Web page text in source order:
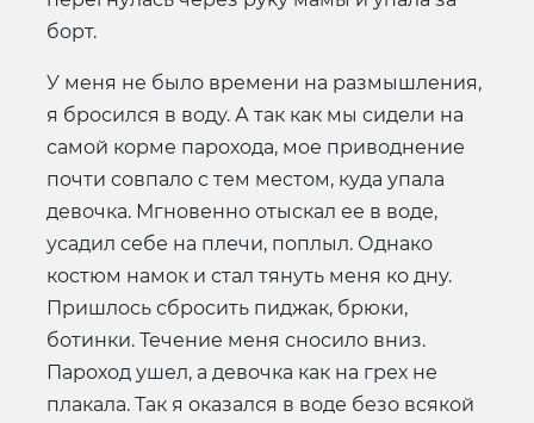
борт.
У меня не было времени на размышления,
я бросился в воду. А так как мы сидели на
самой корме парохода, мое приводнение
почти совпало с тем местом, куда упала
девочка. Мгновенно отыскал ее в воде,
усадил себе на плечи, поплыл. Однако
костюм намок и стал тянуть меня ко дну.
Пришлось сбросить пиджак, брюки,
ботинки. Течение меня сносило вниз.
Пароход ушел, а девочка как на грех не
плакала. Так я оказался в воде безо всякой